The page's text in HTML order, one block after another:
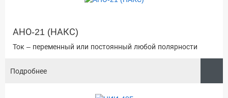
АНО-21 (НАКС)
Ток – переменный или постоянный любой полярности
Подробнее